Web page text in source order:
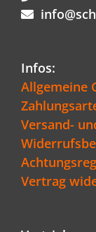
Infos:
Allgemeine
Versand-
Vertrag